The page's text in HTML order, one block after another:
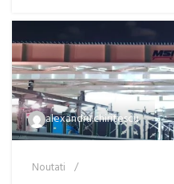
alexandru.chiritescu
Noutati